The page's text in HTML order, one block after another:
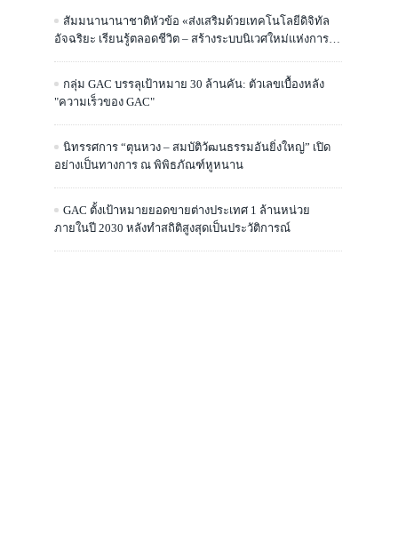
สัมมนานานาชาติหัวข้อ «ส่งเสริมด้วยเทคโนโลยีดิจิทัล
อัจฉริยะ เรียนรู้ตลอดชีวิต – สร้างระบบนิเวศใหม่แห่งการ
กลุ่ม GAC บรรลุเป้าหมาย 30 ล้านคัน: ตัวเลขเบื้องหลัง
"ความเร็วของ GAC"
นิทรรศการ “ตุนหวง – สมบัติวัฒนธรรมอันยิ่งใหญ่” เปิด
อย่างเป็นทางการ ณ พิพิธภัณฑ์หูหนาน
GAC ตั้งเป้าหมายยอดขายต่างประเทศ 1 ล้านหน่วย
ภายในปี 2030 หลังทำสถิติสูงสุดเป็นประวัติการณ์